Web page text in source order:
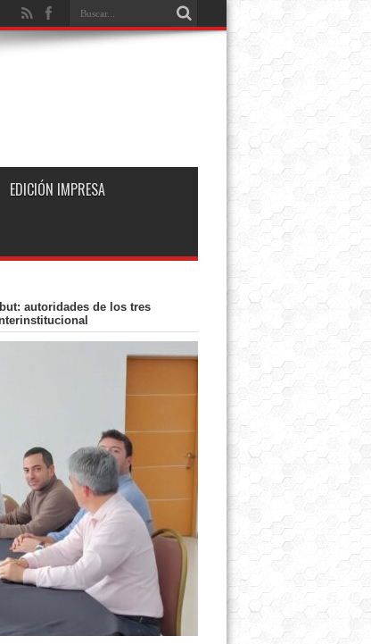
EDICIÓN IMPRESA
autoridades de los tres